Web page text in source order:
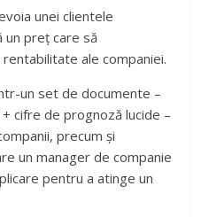
unei clientele
un preț care să
ale companiei.
un set de documente –
cifre de prognoză lucide –
precum și
un manager de companie
pentru a atinge un